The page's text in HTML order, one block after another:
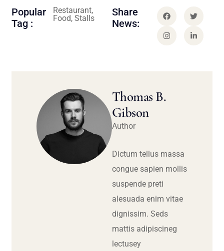
Popular
Tag :
Restaurant,
Food, Stalls
Share
News:
Thomas B.
Gibson
Author
Dictum tellus massa
congue sapien mollis
suspende preti
alesuada enim vitae
dignissim. Seds
mattis adipiscineg
lectusey